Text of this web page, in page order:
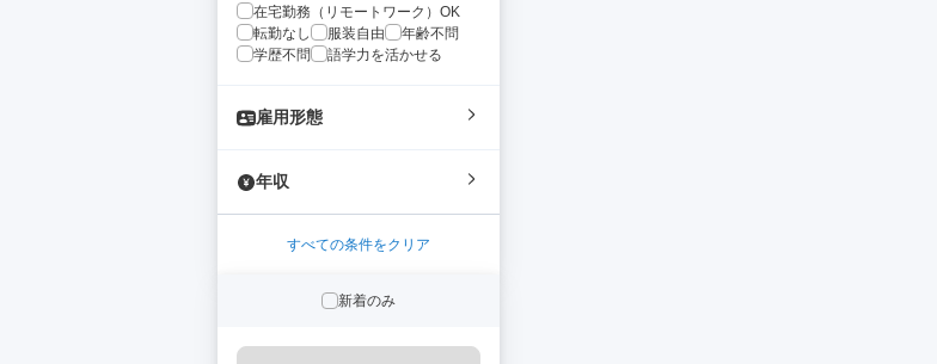
在宅勤務（リモートワーク）OK
転勤なし
服装自由
年齢不問
学歴不問
語学力を活かせる
雇用形態
年収
すべての条件をクリア
新着のみ